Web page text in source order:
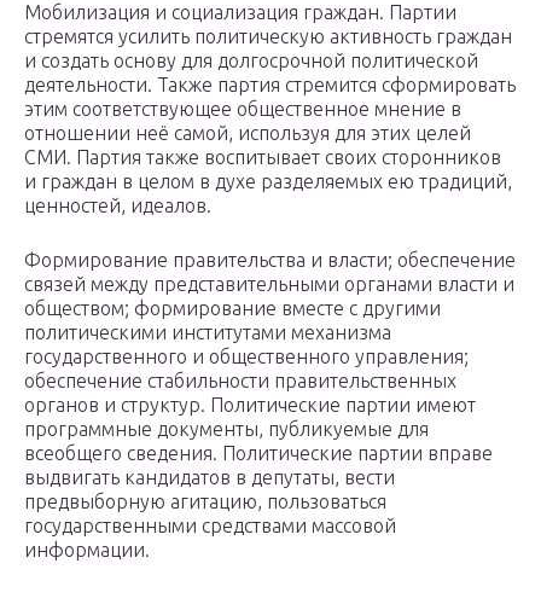
Мобилизация и социализация граждан. Партии
стремятся усилить политическую активность граждан
и создать основу для долгосрочной политической
деятельности. Также партия стремится сформировать
этим соответствующее общественное мнение в
отношении неё самой, используя для этих целей
СМИ. Партия также воспитывает своих сторонников
и граждан в целом в духе разделяемых ею традиций,
ценностей, идеалов.
Формирование правительства и власти; обеспечение
связей между представительными органами власти и
обществом; формирование вместе с другими
политическими институтами механизма
государственного и общественного управления;
обеспечение стабильности правительственных
органов и структур. Политические партии имеют
программные документы, публикуемые для
всеобщего сведения. Политические партии вправе
выдвигать кандидатов в депутаты, вести
предвыборную агитацию, пользоваться
государственными средствами массовой
информации.